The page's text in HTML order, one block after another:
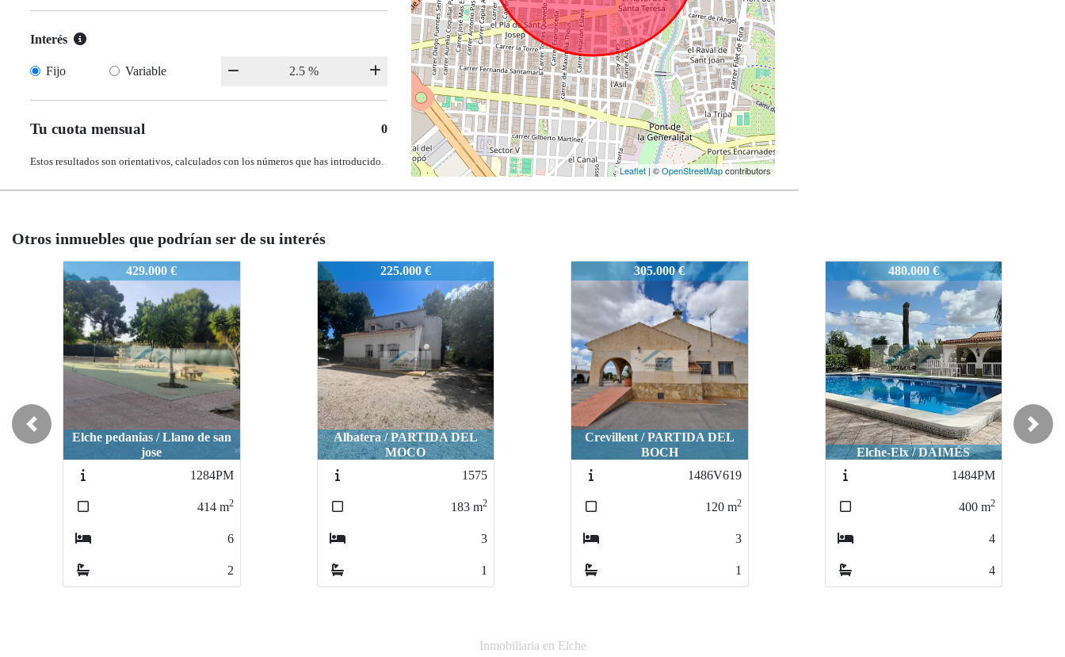
Interés
Fijo Variable
Tu cuota mensual 0
Estos resultados son orientativos, calculados con los números que has introducido.
Leaflet | ©OpenStreetMapcontributors
Otros inmuebles que podrían ser de su interés
1574
225.000 €
Albatera / PARTIDA DEL
MOCO
1575
183 m2
3
1
1574 305.000 €
Crevillent / PARTIDA DEL
BOCH
1486V619
120 m2
3
1
480.000 €
Elche-Elx / DAIMÉS
1484PM
400 m2
4
4
270.000 €
Crevillent / CACHAP
1378
326 m2
4
1
Previous Next
Inmobiliaria en Elche